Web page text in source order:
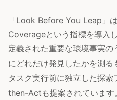
「Look Before You Leap
Coverageという指標を導入
定義された重要な環境事実
にどれだけ発見したかを測る
タスク実行前に独立した探
then-Actも提案されています。